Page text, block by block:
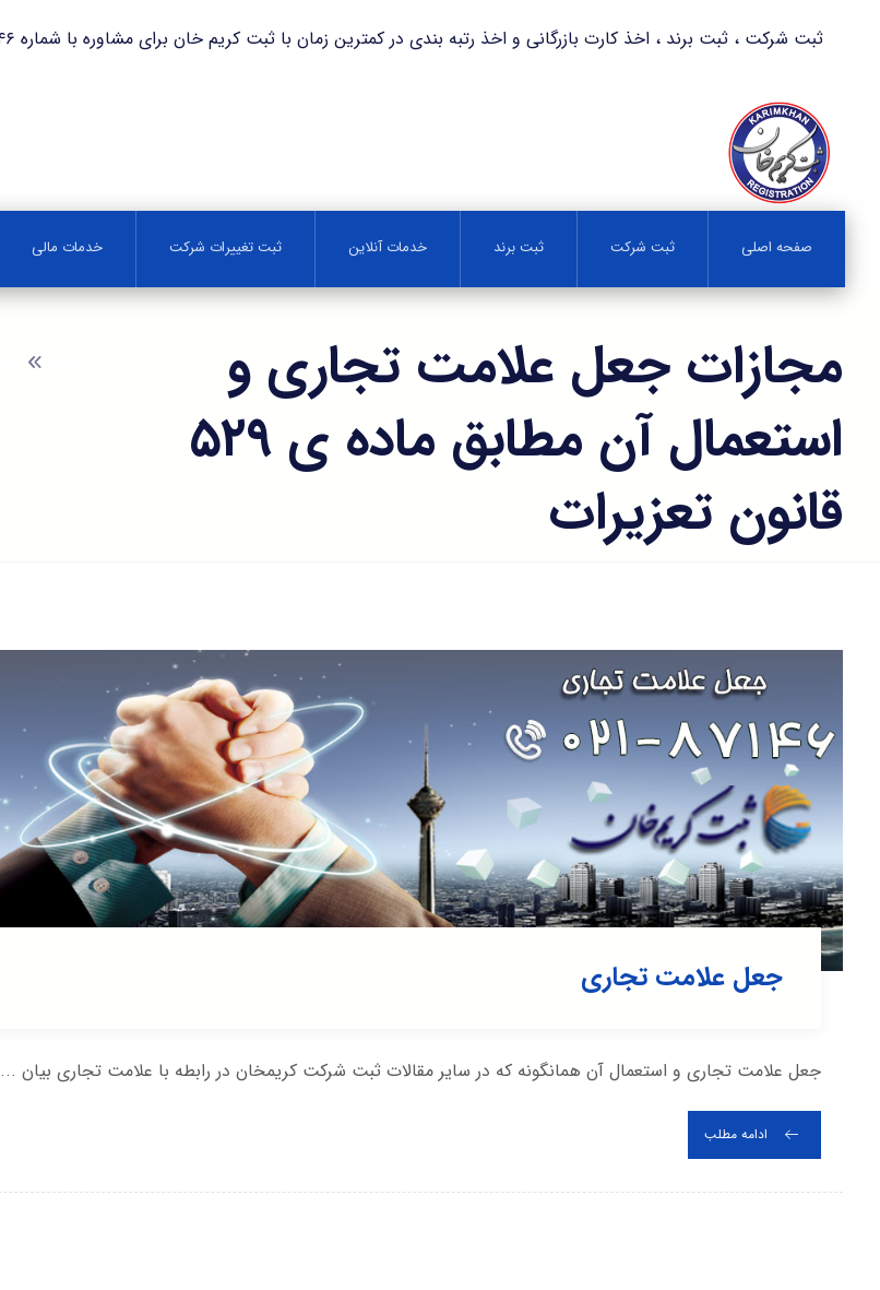
ثبت شرکت ، ثبت برند ، اخذ کارت بازرگانی و اخذ رتبه بندی در کمترین زمان با ثبت کریم خان برای مشاوره با شماره ۸۷۱۴۶ تماس حاصل فرمایید.
صفحه اصلی ثبت شرکت ثبت برند خدمات آنلاین ثبت تغییرات شرکت خدمات مالی
مجازات جعل علامت تجاری و
استعمال آن مطابق ماده ی ۵۲۹
قانون تعزیرات
جعل علامت تجاری
جعل علامت تجاری و استعمال آن همانگونه که در سایر مقالات ثبت شرکت کریمخان در رابطه با علامت تجاری بیان ...
ادامه مطلب